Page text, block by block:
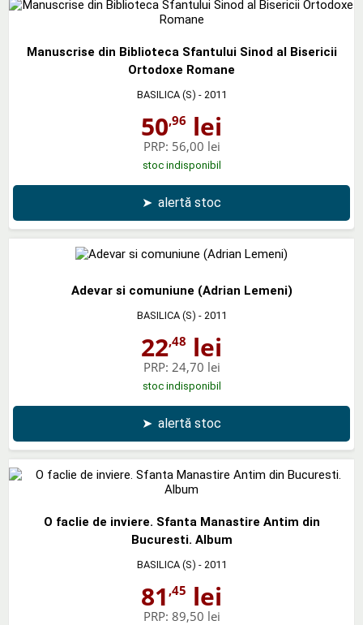
Manuscrise din Biblioteca Sfantului Sinod al Bisericii
Ortodoxe Romane
BASILICA (S) - 2011
50,96 lei
PRP: 56,00 lei
stoc indisponibil
➤ alertă stoc
Adevar si comuniune (Adrian Lemeni)
BASILICA (S) - 2011
22,48 lei
PRP: 24,70 lei
stoc indisponibil
➤ alertă stoc
O faclie de inviere. Sfanta Manastire Antim din
Bucuresti. Album
BASILICA (S) - 2011
81 ,45 lei
PRP: 89,50 lei